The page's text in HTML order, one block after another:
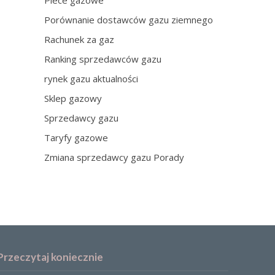
Porównanie dostawców gazu ziemnego
Rachunek za gaz
Ranking sprzedawców gazu
rynek gazu aktualności
Sklep gazowy
Sprzedawcy gazu
Taryfy gazowe
Zmiana sprzedawcy gazu Porady
koniecznie